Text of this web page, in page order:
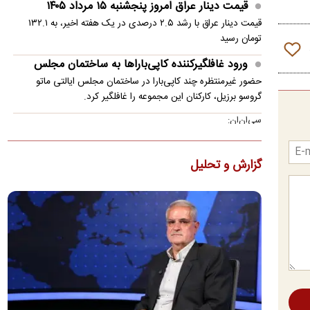
قیمت دینار عراق امروز پنجشنبه ۱۵ مرداد ۱۴۰۵
قیمت دینار عراق با رشد ۲.۵ درصدی در یک هفته اخیر، به ۱۳۲.۱
تومان رسید
ورود غافلگیرکننده کاپی‌باراها به ساختمان مجلس
حضور غیرمنتظره چند کاپی‌بارا در ساختمان مجلس ایالتی ماتو
گروسو برزیل، کارکنان این مجموعه را غافلگیر کرد.
سی‌ان‌ان:
توافقی در مورد تنگه هرمز در حال شکل‌گیری است؛
اما نه توافقی که ترامپ بخواهد
یک مقام ارشد کشورهای خلیج فارس که با روند مذاکرات آشناست،
اظهار داشت که احتمال دستیابی به توافق تا روز جمعه حدود ۵۰ به…
برخورد قطعه ۴ تنی از موشک اسپیس ایکس به ماه
یک قطعه ۴ تنی از موشک اسپیس ایکس به طور غیر عمد به ماه
برخورد کرد.
واکنش پزشکیان به حواشی پیام رهبر انقلاب درباره
تفاهم‌نامه آتش‌بس
گزارش و تحلیل